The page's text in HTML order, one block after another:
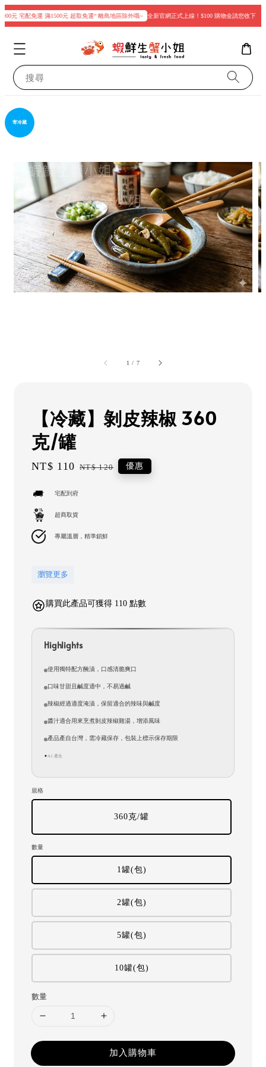
元 宅配免運 滿1500元 超取免運“ 離島地區除外哦~ 全新官網正式上線！$100 購物金請您收下
搜尋
1 / 7
寄冷藏
【冷藏】剝皮辣椒 360
克/罐
Sale
NT$ 110 Regular
NT$ 120 優惠
宅配到府
超商取貨
專屬溫層，精準鎖鮮
瀏覽更多
購買此產品可獲得 110 點數
Highlights
使用獨特配方醃漬，口感清脆爽口
口味甘甜且鹹度適中，不易過鹹
辣椒經過適度淹漬，保留適合的辣味與鹹度
醬汁適合用來烹煮剝皮辣椒雞湯，增添風味
產品產自台灣，需冷藏保存，包裝上標示保存期限
✦AI 產生
規格
360克/罐
數量
1罐(包)
2罐(包)
5罐(包)
10罐(包)
數量
加入購物車